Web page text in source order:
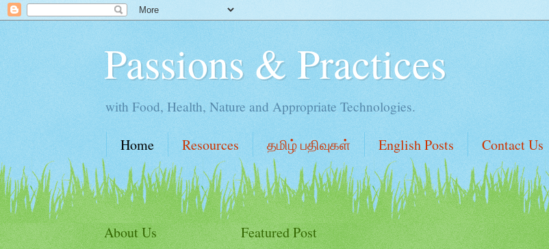
Passions & Practices
with Food, Health, Nature and Appropriate Technologies.
Home Resources தமிழ் பதிவுகள் English Posts Contact Us
Featured Post
About Us